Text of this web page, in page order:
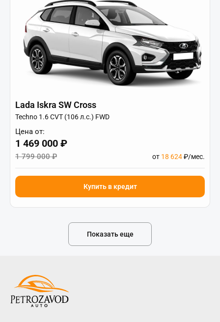
Lada Iskra SW Cross
Techno 1.6 CVT (106 л.с.) FWD
Цена от:
1 469 000 ₽
1 799 000 ₽ от 18 624₽/мес.
Купить в кредит
Показать еще